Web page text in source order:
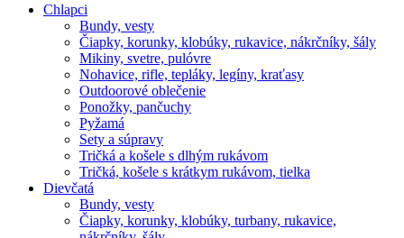
Chlapci
Bundy, vesty
Čiapky, korunky, klobúky, rukavice, nákrčníky, šály
Mikiny, svetre, pulóvre
Nohavice, rifle, tepláky, legíny, kraťasy
Outdoorové oblečenie
Ponožky, pančuchy
Pyžamá
Sety a súpravy
Tričká a košele s dlhým rukávom
Tričká, košele s krátkym rukávom, tielka
Dievčatá
Bundy, vesty
Čiapky, korunky, klobúky, turbany, rukavice,